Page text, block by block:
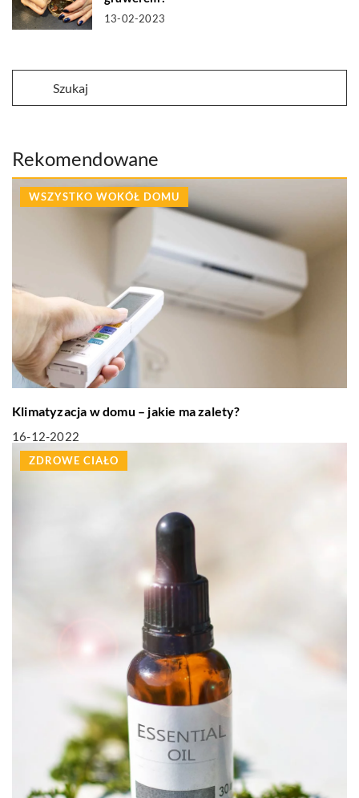
13-02-2023
Rekomendowane
WSZYSTKO WOKÓŁ DOMU
Klimatyzacja w domu – jakie ma zalety?
16-12-2022
ZDROWE CIAŁO